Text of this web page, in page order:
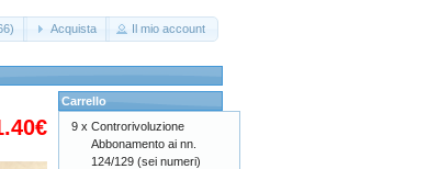
Acquista Il mio account
Carrello
9 x Controrivoluzione
Abbonamento ai nn.
124/129 (sei numeri)